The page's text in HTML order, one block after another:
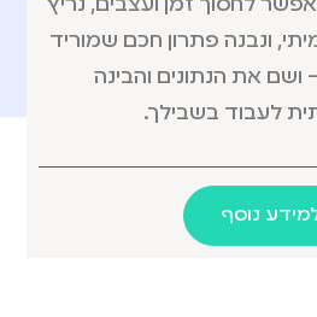
לחסוך זמן ועצבים, נריץ
ונבנה פתרון חכם שמוריד
ושם את הנתונים והבינה
לעבוד בשבילך.
נוסף